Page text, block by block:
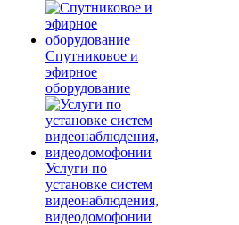
Спутниковое и
эфирное
оборудование
Услуги по
установке систем
видеонаблюдения,
видеодомофонии